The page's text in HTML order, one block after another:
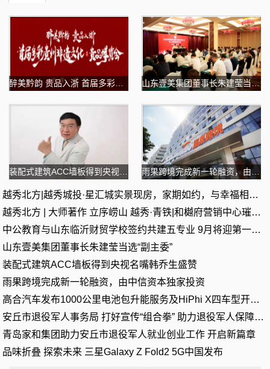
山东壹美集团董事长朱建莹当选“副主委”
雨果跨境完成新一轮融资，由中信资本独家投资
越秀北方|越秀城投·星汇城实景现房，家期如约，与幸福相逢！
越秀北方 | 大师著作 立序崂山 越秀·青铁|和樾府营销中心璀璨开
中公教育与山东临沂财贸学校签约共建五专业 9月将迎第一批新生
山东壹美集团董事长朱建莹当选“副主委”
装配式建筑ACC墙板得到央视名嘴韩乔生盛赞
雨果跨境完成新一轮融资，由中信资本独家投资
高合汽车发布1000公里电池包升能服务及HiPhi X四车型开启预订
安丘市退役军人事务局 打好宣传“组合拳” 助力退役军人保障法落
青岛家和集团助力安丘市退役军人就业创业工作 开启新篇章
品味折叠 探索未来 三星Galaxy Z Fold2 5G中国发布